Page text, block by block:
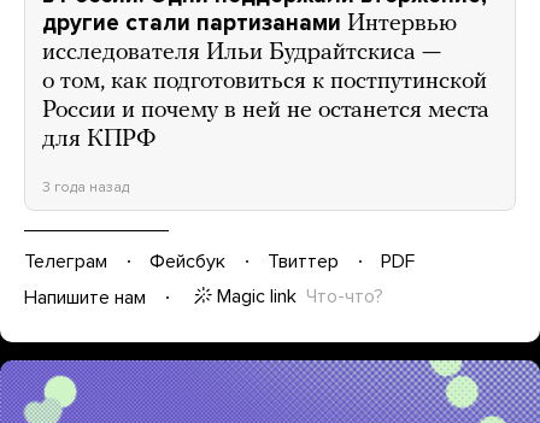
другие стали партизанами Интервью
исследователя Ильи Будрайтскиса —
о том, как подготовиться к постпутинской
России и почему в ней не останется места
для КПРФ
3 года назад
Телеграм Фейсбук Твиттер
PDF
Напишите нам
Magic link Что-что?